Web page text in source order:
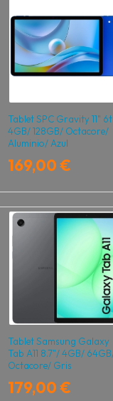
Tablet SPC Gravity 11"
4GB/ 128GB/ Octacore/
Aluminio/ Azul
169,00 €
Tablet Samsung Galaxy
Tab A11 8.7"/ 4GB/
Octacore/ Gris
179,00 €